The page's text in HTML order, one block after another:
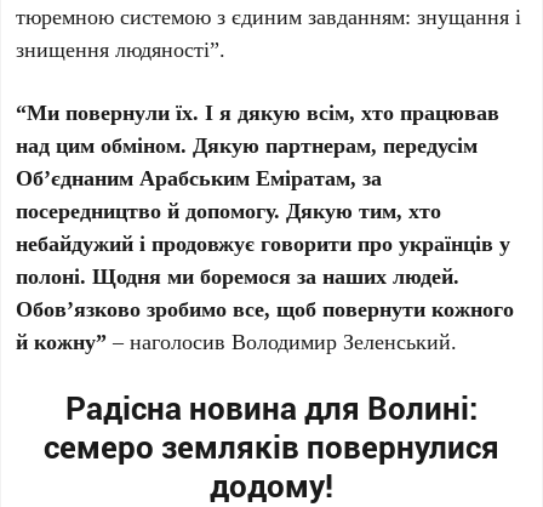
тюремною системою з єдиним завданням: знущання і
знищення людяності”.
“Ми повернули їх. І я дякую всім, хто працював
над цим обміном. Дякую партнерам, передусім
Обʼєднаним Арабським Еміратам, за
посередництво й допомогу. Дякую тим, хто
небайдужий і продовжує говорити про українців у
полоні. Щодня ми боремося за наших людей.
Обовʼязково зробимо все, щоб повернути кожного
й кожну”– наголосив Володимир Зеленський.
Радісна новина для Волині:
семеро земляків повернулися
додому!